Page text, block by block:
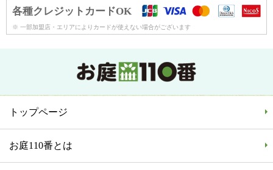
各種クレジットカードOK
※ 一部加盟店・エリアによりカードが使えない場合がございます
トップページ
お庭110番とは